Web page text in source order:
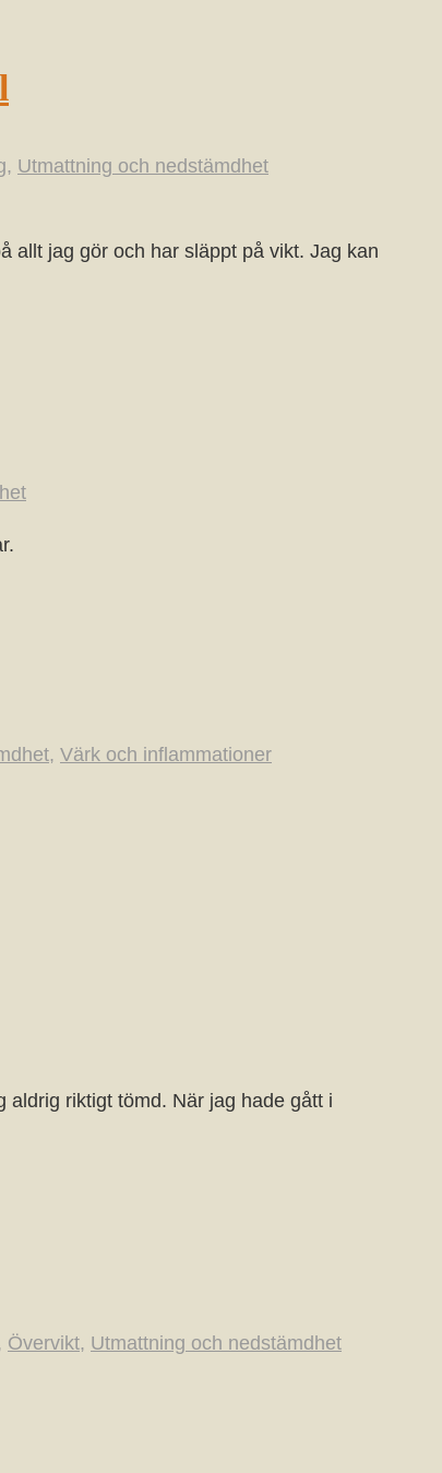
, Utmattning och nedstämdhet
allt jag gör och har släppt på vikt. Jag kan
, Värk och inflammationer
aldrig riktigt tömd. När jag hade gått i
Övervikt, Utmattning och nedstämdhet